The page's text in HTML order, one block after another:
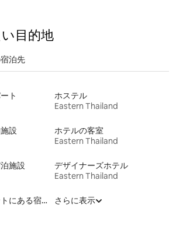
目⁠的⁠地
泊⁠先
ト
ホステル
Eastern Thailand
設
ホテルの客室
Eastern Thailand
施設
デザイナーズホテル
Eastern Thailand
ウォーターフロントにある宿泊施設
さらに表示